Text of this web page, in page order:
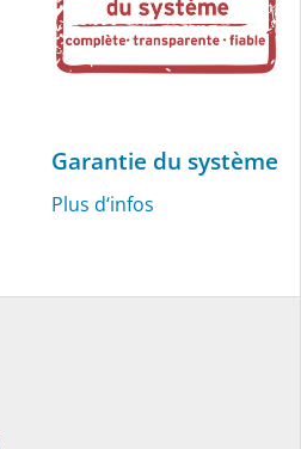
Garantie du système
Plus d‘infos